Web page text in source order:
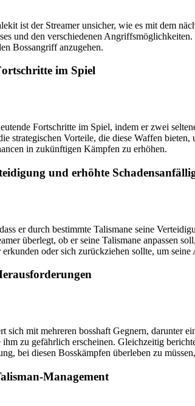
ist der Streamer unsicher, wie es mit dem
und den verschiedenen
Bossangriff anzugehen.
im Spiel
Fortschritte im Spiel, indem er zwei
strategischen Vorteile, die diese Waffen
in zukünftigen Kämpfen zu erhöhen.
und erhöhte
er durch bestimmte Talismane seine
überlegt, ob er seine Talismane anpassen
oder sich zurückziehen sollte, um seine
sich mit mehreren bosshaft Gegnern, darunter
ihm zu gefährlich erscheinen. Gleichzeitig
bei diesen Bosskämpfen überleben zu
Management